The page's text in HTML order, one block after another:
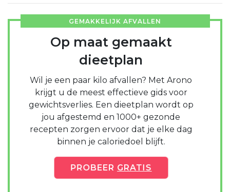
GEMAKKELIJK AFVALLEN
Op maat gemaakt
dieetplan
Wil je een paar kilo afvallen? Met Arono
krijgt u de meest effectieve gids voor
gewichtsverlies. Een dieetplan wordt op
jou afgestemd en 1000+ gezonde
recepten zorgen ervoor dat je elke dag
binnen je caloriedoel blijft.
PROBEER GRATIS